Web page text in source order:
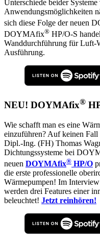
Unterschiede beider
Anwendungsmöglichkeiten
sich diese Folge der neuen
DOYMAfix® HP/O-S
Wanddurchführung für Luft-
Ausführung.
NEU! DOYMAfix®
Wie schafft man es eine
einzuführen? Auf keinen Fall
Dipl.-Ing. (FH) Thomas
Dichtungssysteme bei
neuen DOYMAfix® HP/O
die erste professionelle
Wärmepumpen! Im
werden drei Features einer
beleuchtet! Jetzt reinhören!